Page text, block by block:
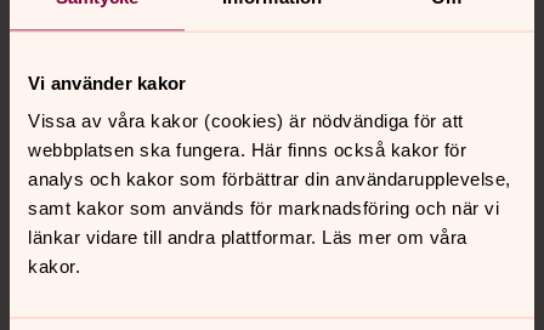
Vi använder kakor
Vissa av våra kakor (cookies) är nödvändiga för att
webbplatsen ska fungera. Här finns också kakor för
analys och kakor som förbättrar din användarupplevelse,
samt kakor som används för marknadsföring och när vi
länkar vidare till andra plattformar. Läs mer om våra
kakor.
Kontakt
Kalender